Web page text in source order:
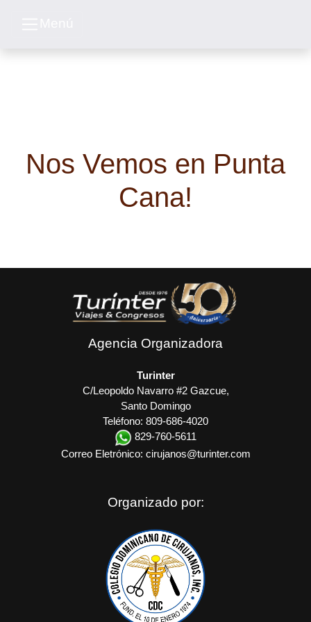
Nos Vemos en Punta
Cana!
Agencia Organizadora
Turinter
C/Leopoldo Navarro #2 Gazcue,
Santo Domingo
Teléfono: 809-686-4020
829-760-5611
Correo Eletrónico: cirujanos@turinter.com
Organizado por: